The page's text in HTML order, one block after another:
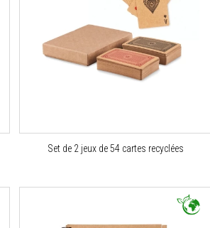
Set de 2 jeux de 54 cartes recyclées